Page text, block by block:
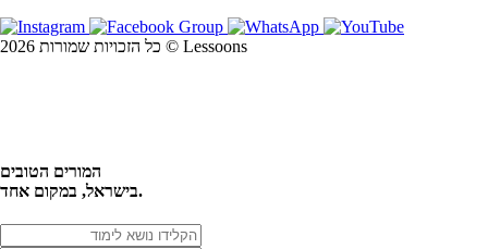
כל הזכויות שמורות 2026 © Lessoons
המורים הטובים
בישראל, במקום אחד.